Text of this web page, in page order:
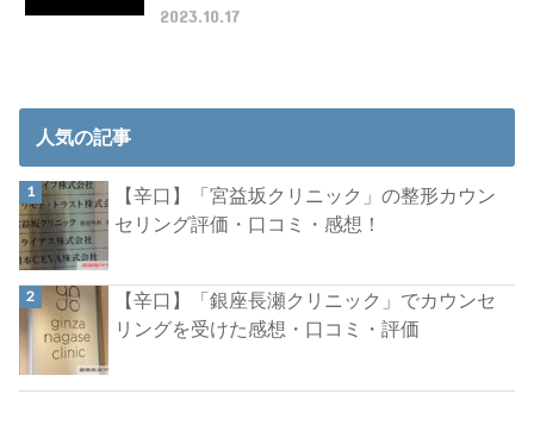
2023.10.17
人気の記事
【辛口】「宮益坂クリニック」の整形カウン
セリング評価・口コミ・感想！
【辛口】「銀座長瀬クリニック」でカウンセ
リングを受けた感想・口コミ・評価